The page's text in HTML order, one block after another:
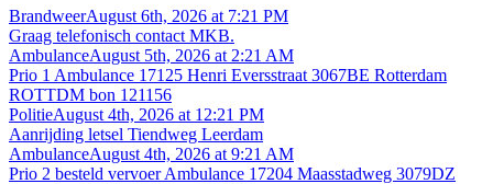
BrandweerAugust 6th, 2026 at 7:21 PM
Graag telefonisch contact MKB.
AmbulanceAugust 5th, 2026 at 2:21 AM
Prio 1 Ambulance 17125 Henri Eversstraat 3067BE Rotterdam
ROTTDM bon 121156
PolitieAugust 4th, 2026 at 12:21 PM
Aanrijding letsel Tiendweg Leerdam
AmbulanceAugust 4th, 2026 at 9:21 AM
Prio 2 besteld vervoer Ambulance 17204 Maasstadweg 3079DZ